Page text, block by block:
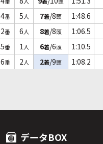
4番 5人 7着/8頭 1:48.6
2番 6人 8着/8頭 1:06.5
5番 1人 6着/6頭 1:10.5
6番 2人 2着/9頭 1:08.2
データBOX